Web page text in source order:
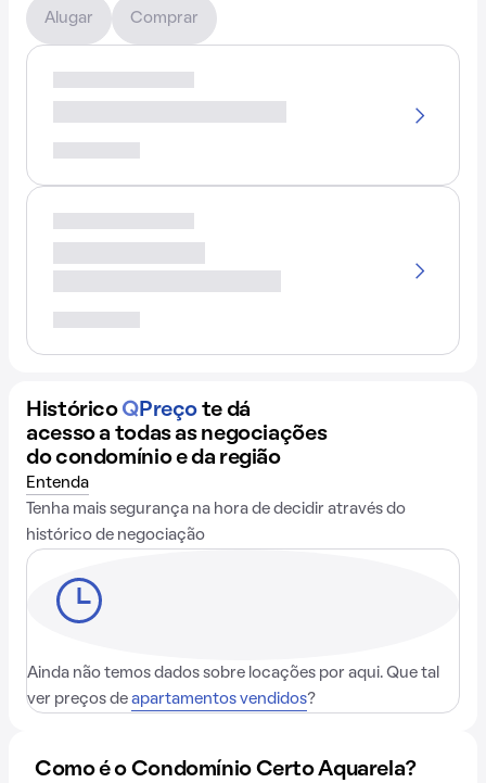
Alugar Comprar
Histórico QPreço te dá
acesso a todas as negociações
do condomínio e da região
Entenda
Tenha mais segurança na hora de decidir através do
histórico de negociação
Ainda não temos dados sobre locações por aqui. Que tal
ver preços de apartamentos vendidos?
Como é o Condomínio Certo Aquarela?